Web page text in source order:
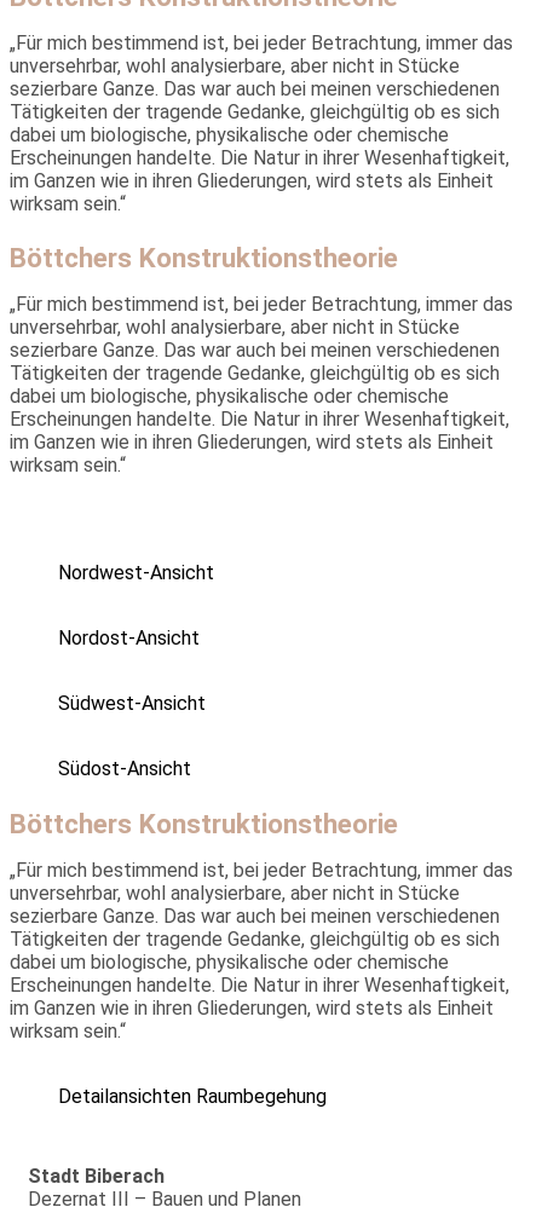
„Für mich bestimmend ist, bei jeder Betrachtung, immer das
unver­sehrbar, wohl analysierbare, aber nicht in Stücke
sezierbare Ganze. Das war auch bei meinen verschiedenen
Tätigkeiten der tragende Gedanke, gleichgültig ob es sich
dabei um biologische, physikalische oder chemische
Erscheinungen handelte. Die Natur in ihrer Wesenhaftigkeit,
im Ganzen wie in ihren Gliederungen, wird stets als Einheit
wirksam sein.“
Böttchers Konstruktionstheorie
„Für mich bestimmend ist, bei jeder Betrachtung, immer das
unver­sehrbar, wohl analysierbare, aber nicht in Stücke
sezierbare Ganze. Das war auch bei meinen verschiedenen
Tätigkeiten der tragende Gedanke, gleichgültig ob es sich
dabei um biologische, physikalische oder chemische
Erscheinungen handelte. Die Natur in ihrer Wesenhaftigkeit,
im Ganzen wie in ihren Gliederungen, wird stets als Einheit
wirksam sein.“
Nordwest-Ansicht
Nordost-Ansicht
Südwest-Ansicht
Südost-Ansicht
Böttchers Konstruktionstheorie
„Für mich bestimmend ist, bei jeder Betrachtung, immer das
unver­sehrbar, wohl analysierbare, aber nicht in Stücke
sezierbare Ganze. Das war auch bei meinen verschiedenen
Tätigkeiten der tragende Gedanke, gleichgültig ob es sich
dabei um biologische, physikalische oder chemische
Erscheinungen handelte. Die Natur in ihrer Wesenhaftigkeit,
im Ganzen wie in ihren Gliederungen, wird stets als Einheit
wirksam sein.“
Detailansichten Raumbegehung
Stadt Biberach
Dezernat III – Bauen und Planen